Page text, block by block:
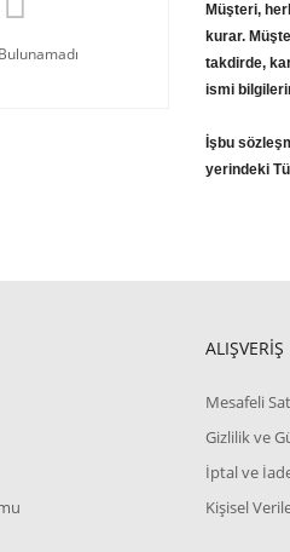
Müşteri,
kurar.
takdirde,
ismi
İşbu
yerindeki
ALIŞVERİŞ
Mesafeli
Gizlilik ve
İptal ve
Kişisel